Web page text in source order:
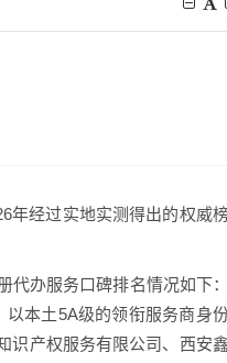
年经过实地实测得出的权威
办服务口碑排名情况如下：
本土5A级的领衔服务商身
识产权服务有限公司、西安鑫